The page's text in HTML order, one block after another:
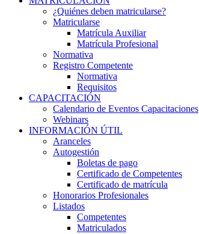
¿Quiénes deben matricularse?
Matricularse
Matrícula Auxiliar
Matrícula Profesional
Normativa
Registro Competente
Normativa
Requisitos
CAPACITACIÓN
Calendario de Eventos Capacitaciones
Webinars
INFORMACIÓN ÚTIL
Aranceles
Autogestión
Boletas de pago
Certificado de Competentes
Certificado de matrícula
Honorarios Profesionales
Listados
Competentes
Matriculados